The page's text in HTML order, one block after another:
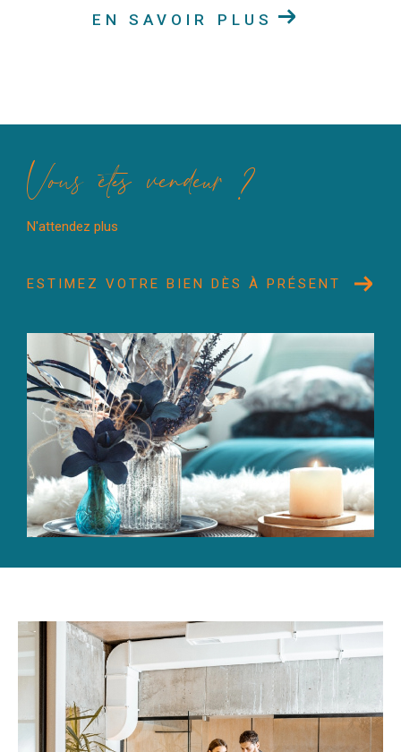
EN SAVOIR PLUS
Vous êtes vendeur ?
N'attendez plus
ESTIMEZ VOTRE BIEN DÈS À PRÉSENT